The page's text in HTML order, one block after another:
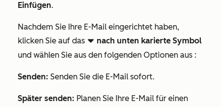
Einfügen.
Nachdem Sie Ihre E-Mail eingerichtet haben,
klicken Sie auf das downCarat dowdodo nach unten karierte Symbol
und wählen Sie aus den folgenden Optionen aus :
Senden: Senden Sie die E-Mail sofort.
Später senden: Planen Sie Ihre E-Mail für einen